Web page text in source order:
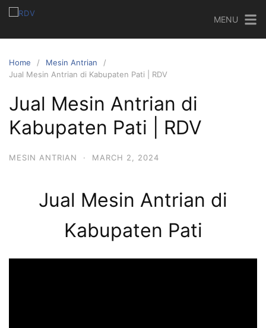
MENU
Home
Mesin Antrian
Jual Mesin Antrian di Kabupaten Pati | RDV
Jual Mesin Antrian di
Kabupaten Pati | RDV
MESIN ANTRIAN · MARCH 2, 2024
Jual Mesin Antrian di
Kabupaten Pati